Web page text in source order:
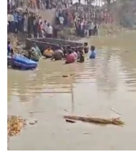
Magazines
Games
Cinema
Videos
Health